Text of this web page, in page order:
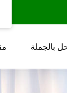
بالجملة